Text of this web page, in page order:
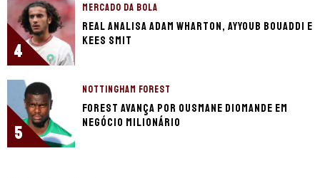
4
MERCADO DA BOLA
Real analisa Adam Wharton, Ayyoub Bouaddi e
Kees Smit
5
NOTTINGHAM FOREST
Forest avança por Ousmane Diomande em
negócio milionário